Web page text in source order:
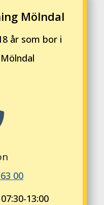
Mölndal
år som bor i
00
13:00